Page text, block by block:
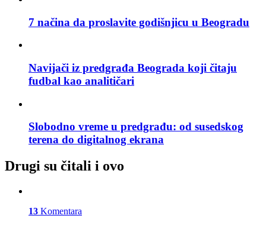
7 načina da proslavite godišnjicu u Beogradu
Navijači iz predgrađa Beograda koji čitaju
fudbal kao analitičari
Slobodno vreme u predgrađu: od susedskog
terena do digitalnog ekrana
Drugi su čitali i ovo
13 Komentara